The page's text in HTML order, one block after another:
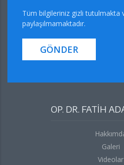
Tüm bilgileriniz gizli tutulmakta
paylaşılmamaktadır.
GÖNDER
OP. DR. FATİH
Galeri
Videolar